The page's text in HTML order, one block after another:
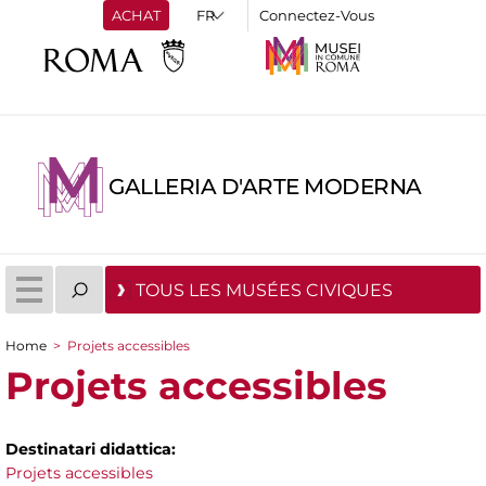
ACHAT Connectez-Vous
GALLERIA D'ARTE MODERNA
TOUS LES MUSÉES CIVIQUES
You are here
Home > Projets accessibles
Projets accessibles
Destinatari didattica:
Projets accessibles